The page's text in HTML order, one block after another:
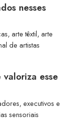
nesses
arte têxtil, arte
de artistas
esse
executivos e
sensoriais